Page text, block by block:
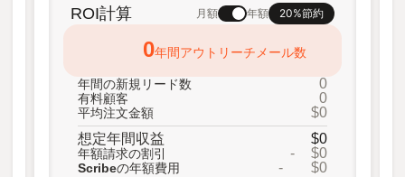
ROI計算 月額 年額 20%節約
0年間アウトリーチメール数
年間の新規リード数 0
有料顧客 0
平均注文金額
$0
想定年間収益
$0
年額請求の割引 - $0
Scribeの年額費用 -
$0